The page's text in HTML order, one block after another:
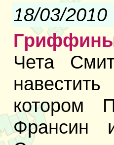
18/03/2010
Чета
котором
Франсин